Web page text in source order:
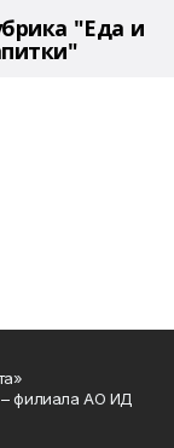
"Еда и
– филиала АО ИД